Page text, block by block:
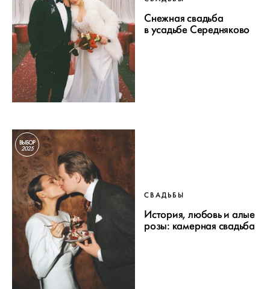
Снежная свадьба
в усадьбе Середняково
ВЫБОР
2025
СВАДЬБЫ
История, любовь и алые
розы: камерная свадьба